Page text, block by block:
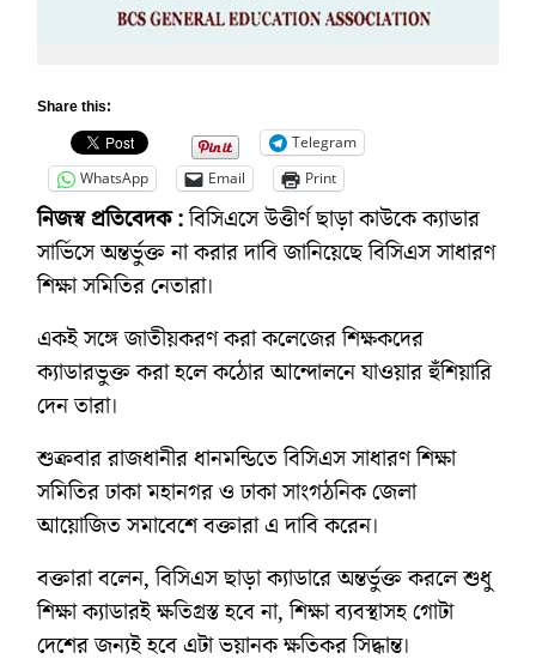
Share this:
Telegram
WhatsApp
Email Print
নিজস্ব প্রতিবেদক :বিসিএসে উত্তীর্ণ ছাড়া কাউকে ক্যাডার
সার্ভিসে অন্তর্ভুক্ত না করার দাবি জানিয়েছে বিসিএস সাধারণ
শিক্ষা সমিতির নেতারা।
একই সঙ্গে জাতীয়করণ করা কলেজের শিক্ষকদের
ক্যাডারভুক্ত করা হলে কঠোর আন্দোলনে যাওয়ার হুঁশিয়ারি
দেন তারা।
শুক্রবার রাজধানীর ধানমন্ডিতে বিসিএস সাধারণ শিক্ষা
সমিতির ঢাকা মহানগর ও ঢাকা সাংগঠনিক জেলা
আয়োজিত সমাবেশে বক্তারা এ দাবি করেন।
বক্তারা বলেন, বিসিএস ছাড়া ক্যাডারে অন্তর্ভুক্ত করলে শুধু
শিক্ষা ক্যাডারই ক্ষতিগ্রস্ত হবে না, শিক্ষা ব্যবস্থাসহ গোটা
দেশের জন্যই হবে এটা ভয়ানক ক্ষতিকর সিদ্ধান্ত।